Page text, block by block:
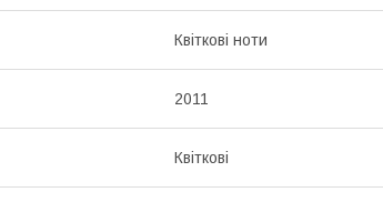
Квіткові ноти
2011
Квіткові